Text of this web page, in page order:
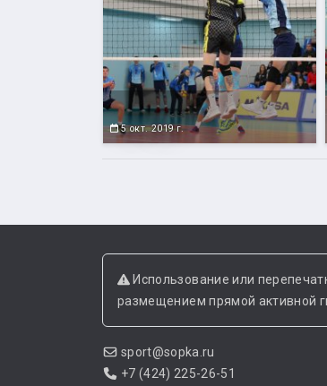
5 окт. 2019 г.
Использование или
размещением прямой активной
sport@sopka.ru
+7 (424) 225-26-51